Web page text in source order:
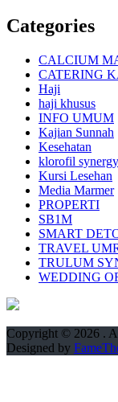
Categories
CALCIUM
CATERING
Haji
haji khusus
INFO UMUM
Kajian Sunnah
Kesehatan
klorofil synergy
Kursi Lesehan
Media Marmer
PROPERTI
SB1M
SMART
TRAVEL
TRULUM
WEDDING
Copyright © 2026 .
Designed by